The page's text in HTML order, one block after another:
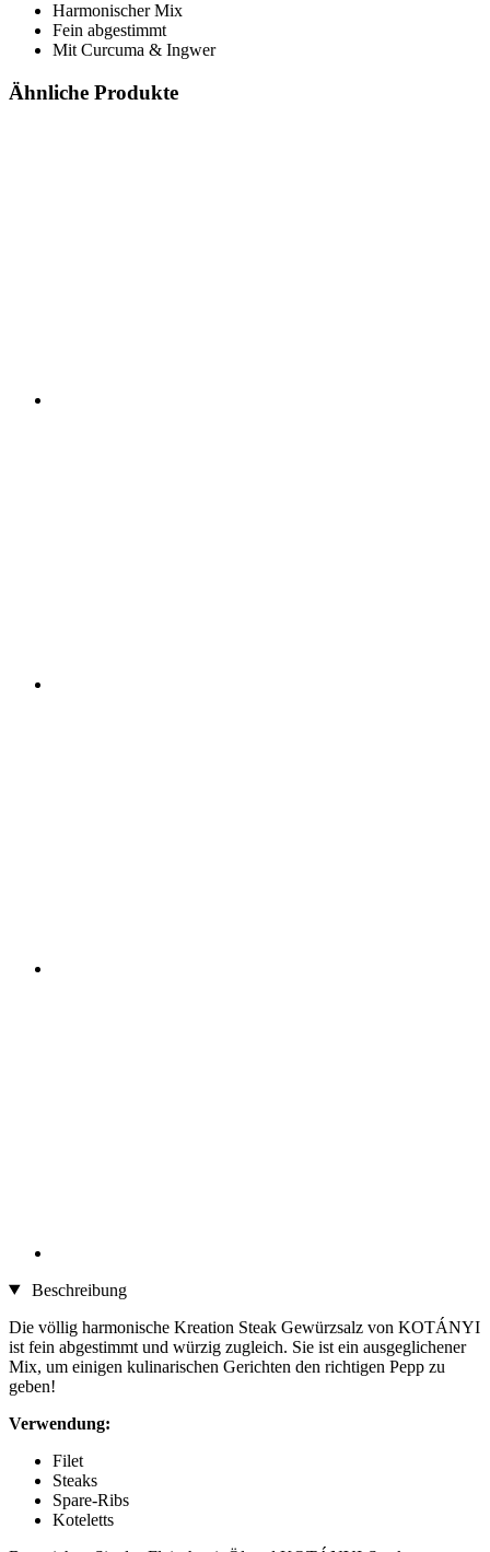
Harmonischer Mix
Fein abgestimmt
Mit Curcuma & Ingwer
Ähnliche Produkte
Beschreibung
Die völlig harmonische Kreation Steak Gewürzsalz von KOTÁNYI
ist fein abgestimmt und würzig zugleich. Sie ist ein ausgeglichener
Mix, um einigen kulinarischen Gerichten den richtigen Pepp zu
geben!
Verwendung:
Filet
Steaks
Spare-Ribs
Koteletts